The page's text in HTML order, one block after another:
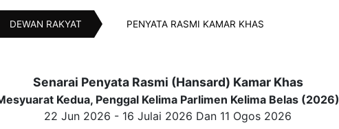
DEWAN RAKYAT PENYATA RASMI KAMAR KHAS
Senarai Penyata Rasmi (Hansard) Kamar Khas
Kedua, Penggal Kelima Parlimen Kelima Belas (2026)
22 Jun 2026 - 16 Julai 2026 Dan 11 Ogos 2026